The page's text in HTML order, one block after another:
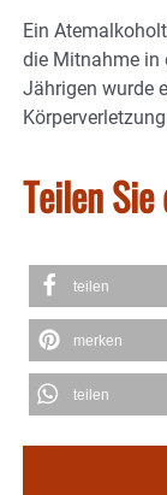
Ein
die Mitnahme in
Jährigen wurde
Teilen
teilen
merken
teilen